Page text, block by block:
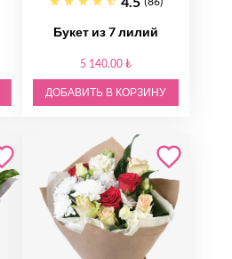
Букет из 7 лилий
5 140.00 ₺
ДОБАВИТЬ В КОРЗИНУ